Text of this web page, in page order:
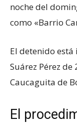
noche del
como «Barrio
El detenido
Suárez Pérez
Caucaguita de
El